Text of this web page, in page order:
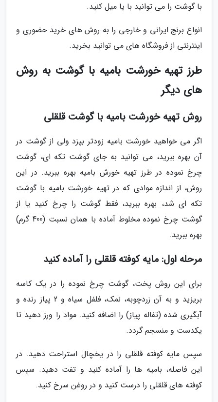
با گوشت را می توانید با یا میل کنید.
انواع برنج ایرانی و خارجی را به روش های خرید حضوری و
اینترنتی از فروشگاه های می توانید بخرید.
طرز تهیه خورشت بامیه با گوشت به روش
های دیگر
روش تهیه خورشت بامیه با گوشت قلقلی
اگر می خواهید خورشت بامیه زودتر بپزد ولی از گوشت در
آن بهره ببرید، می توانید به جای گوشت تکه ای، گوشت
چرخ نموده در طرز تهیه خورش بامیه بهره ببرید. در این
روش، از اندازه موادی که در تهیه خورشت بامیه با گوشت
تکه ای شد، بهره ببرید، فقط گوشت را چرخ کنید یا از
گوشت چرخ نموده مخلوط آماده با همان نسبت (400 گرم)
بهره ببرید.
مرحله اول: مایه کوفته قلقلی را آماده کنید
برای این روش پخت، گوشت چرخ نموده را در یک کاسه
بریزید و به آن زردچوبه، نمک، فلفل سیاه و 2 پیاز رنده و
آبگیری شده (تفاله پیاز) را اضافه کنید. مواد را ورز دهید تا
یکدست و منسجم گردد.
سپس مایه کوفته قلقلی را در یخچال استراحت دهید. در
این فاصله، بامیه ها را آماده کنید و تفت دهید. سپس
کوفته های قلقلی را درست کنید و در روغن سرخ کنید.